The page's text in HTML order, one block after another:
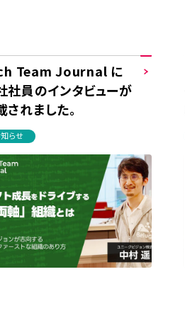
Team Journal に
社員のインタビューが
されました。
らせ